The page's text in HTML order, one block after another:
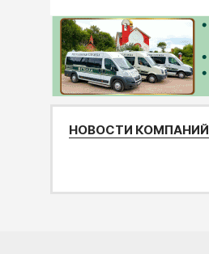
НОВОСТИ КОМПАНИЙ